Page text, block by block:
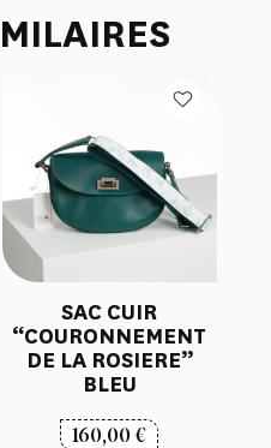
SAC CUIR
“COURONNEMENT
DE LA ROSIERE”
BLEU
160,00€